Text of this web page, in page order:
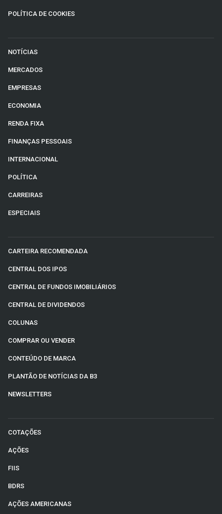
POLÍTICA DE COOKIES
NOTÍCIAS
MERCADOS
EMPRESAS
ECONOMIA
RENDA FIXA
FINANÇAS PESSOAIS
INTERNACIONAL
POLÍTICA
CARREIRAS
ESPECIAIS
CARTEIRA RECOMENDADA
CENTRAL DOS IPOS
CENTRAL DE FUNDOS IMOBILIÁRIOS
CENTRAL DE DIVIDENDOS
COLUNAS
COMPRAR OU VENDER
CONTEÚDO DE MARCA
PLANTÃO DE NOTÍCIAS DA B3
NEWSLETTERS
COTAÇÕES
AÇÕES
FIIS
BDRS
AÇÕES AMERICANAS